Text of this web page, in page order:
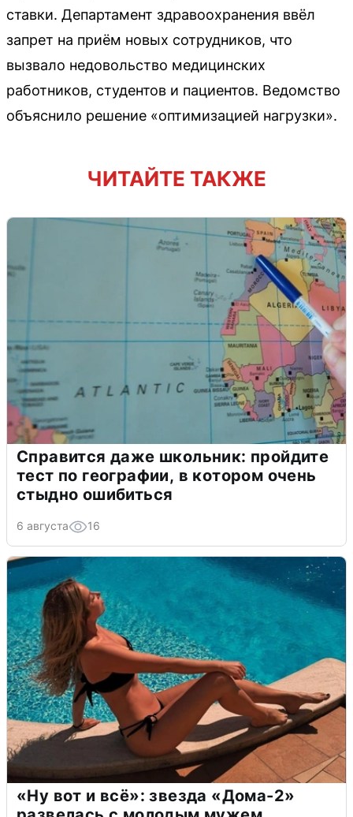
ставки. Департамент здравоохранения ввёл
запрет на приём новых сотрудников, что
вызвало недовольство медицинских
работников, студентов и пациентов. Ведомство
объяснило решение «оптимизацией нагрузки».
ЧИТАЙТЕ ТАКЖЕ
Справится даже школьник: пройдите
тест по географии, в котором очень
стыдно ошибиться
6 августа 16
«Ну вот и всё»: звезда «Дома-2»